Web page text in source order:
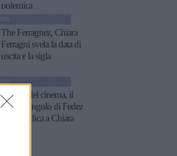
polemica
The Ferragnez, Chiara
Ferragni svela la data di
uscita e la sigla
Meglio del cinema, il
nuovo singolo di Fedez
è una dedica a Chiara